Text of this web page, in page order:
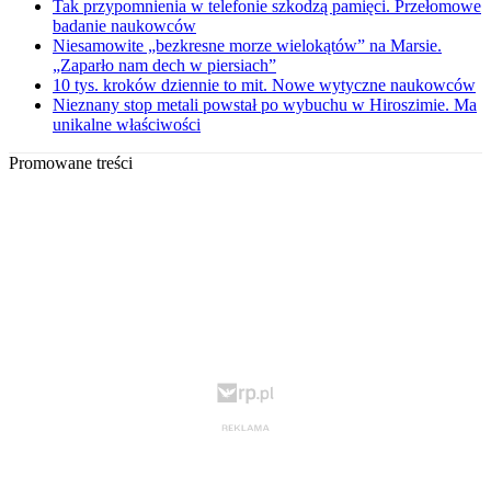
Tak przypomnienia w telefonie szkodzą pamięci. Przełomowe
badanie naukowców
Niesamowite „bezkresne morze wielokątów” na Marsie.
„Zaparło nam dech w piersiach”
10 tys. kroków dziennie to mit. Nowe wytyczne naukowców
Nieznany stop metali powstał po wybuchu w Hiroszimie. Ma
unikalne właściwości
Promowane treści